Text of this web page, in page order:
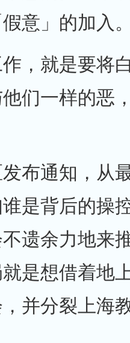
意」的加入
，就是要将
们一样的恶
布通知，从
谁是背后的操
遗余力地来
是想借着地
并分裂上海